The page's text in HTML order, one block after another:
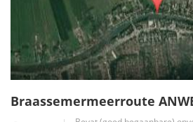
Braassemermeerroute